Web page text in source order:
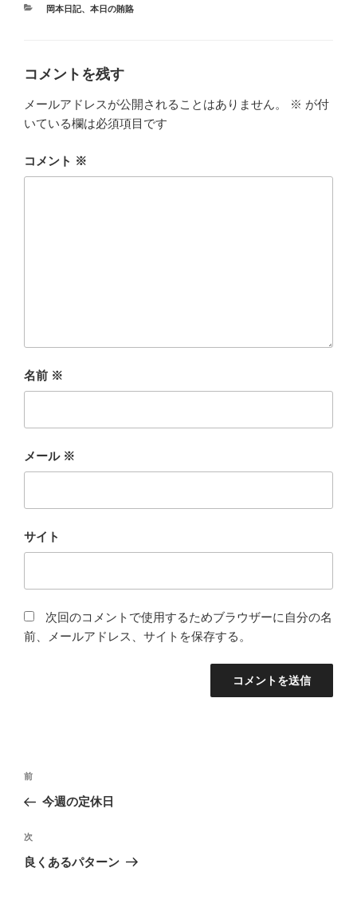
カ
岡本日記、 本日の賄賂
コメントを残す
メールアドレスが公開されることはありません。 ※ が付
いている欄は必須項目です
コメント ※
名前 ※
メール ※
サイト
次回のコメントで使用するためブラウザーに自分の名
前、メールアドレス、サイトを保存する。
投
ナ
ビ
ゲ
前
の
稿
前
今週の定休日
次
の
次
良くあるパターン